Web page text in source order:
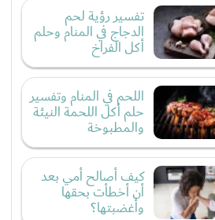
تفسير رؤية لحم
الدجاج في المنام وحلم
أكل الفراخ
اللحم في المنام وتفسير
حلم أكل اللحمة النيئة
والمطبوخة
كيف أصالح أمي بعد
أن أخطأت بحقها
وأغضبتها؟